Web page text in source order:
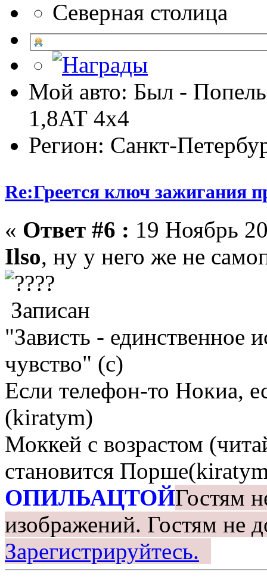
Северная столица
Мой авто: Был -
1,8АТ 4х4
Регион: Санкт-
Re:Греется ключ зажигания
« Ответ #6 : 19 Ноябрь
Ilso, ну у него же не
?
Записан
"Зависть - единственное
чувство" (с)
Если телефон-то Нокиа,
(kiratym)
Моккей с возрастом
становится
ОПИЛЬАЦТОЙГостям
изображений. Гостям не
Зарегистрируйтесь.